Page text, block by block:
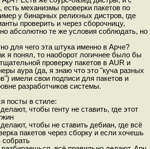
есть механизмы проверки пакетов по
у бинарных релихных дистров, где
проверить и через сборочницу,
абсолютно те же условия соблюдать, но
для чего эта штука именно в Арче?
я понял, то наоборот логичнее было бы
проверку пакетов в AUR и
аура (да, я знаю что это "куча разных
имели свои подписи для пакетов и
разработчиков системы.
посты в стиле:
чтобы генту не ставить, где этот
чтобы не ставить дебиан, где всё
пакетов через сборку и если хочешь